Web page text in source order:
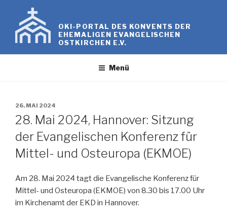
springen
OKI-PORTAL DES KONVENTS DER
EHEMALIGEN EVANGELISCHEN
OSTKIRCHEN E.V.
Menü
VERÖFFENTLICHT
AM
26. MAI 2024
28. Mai 2024, Hannover: Sitzung
der Evangelischen Konferenz für
Mittel- und Osteuropa (EKMOE)
Am 28. Mai 2024 tagt die Evangelische Konferenz für
Mittel- und Osteuropa (EKMOE) von 8.30 bis 17.00 Uhr
im Kirchenamt der EKD in Hannover.